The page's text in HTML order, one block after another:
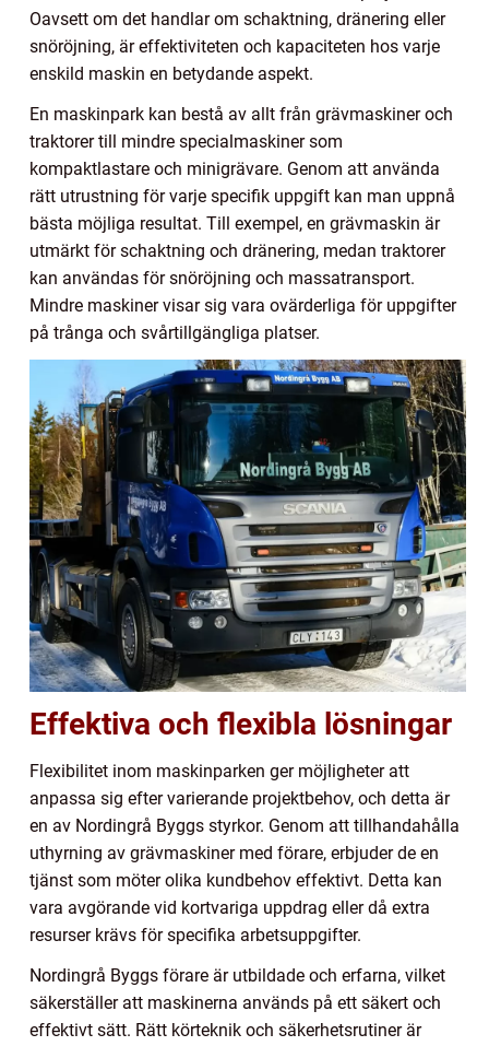
Oavsett om det handlar om schaktning, dränering eller
snöröjning, är effektiviteten och kapaciteten hos varje
enskild maskin en betydande aspekt.
En maskinpark kan bestå av allt från grävmaskiner och
traktorer till mindre specialmaskiner som
kompaktlastare och minigrävare. Genom att använda
rätt utrustning för varje specifik uppgift kan man uppnå
bästa möjliga resultat. Till exempel, en grävmaskin är
utmärkt för schaktning och dränering, medan traktorer
kan användas för snöröjning och massatransport.
Mindre maskiner visar sig vara ovärderliga för uppgifter
på trånga och svårtillgängliga platser.
Effektiva och flexibla lösningar
Flexibilitet inom maskinparken ger möjligheter att
anpassa sig efter varierande projektbehov, och detta är
en av Nordingrå Byggs styrkor. Genom att tillhandahålla
uthyrning av grävmaskiner med förare, erbjuder de en
tjänst som möter olika kundbehov effektivt. Detta kan
vara avgörande vid kortvariga uppdrag eller då extra
resurser krävs för specifika arbetsuppgifter.
Nordingrå Byggs förare är utbildade och erfarna, vilket
säkerställer att maskinerna används på ett säkert och
effektivt sätt. Rätt körteknik och säkerhetsrutiner är